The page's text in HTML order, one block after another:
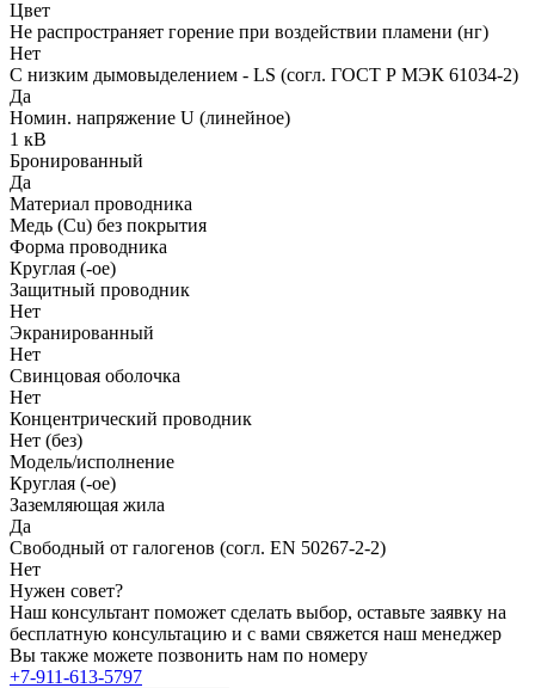
Цвет
Не распространяет горение при воздействии пламени (нг)
Нет
С низким дымовыделением - LS (согл. ГОСТ Р МЭК 61034-2)
Да
Номин. напряжение U (линейное)
1 кВ
Бронированный
Да
Материал проводника
Медь (Cu) без покрытия
Форма проводника
Круглая (-ое)
Защитный проводник
Нет
Экранированный
Нет
Свинцовая оболочка
Нет
Концентрический проводник
Нет (без)
Модель/исполнение
Круглая (-ое)
Заземляющая жила
Да
Свободный от галогенов (согл. EN 50267-2-2)
Нет
Нужен совет?
Наш консультант поможет сделать выбор, оставьте заявку на
бесплатную консультацию и с вами свяжется наш менеджер
Вы также можете позвонить нам по номеру
+7-911-613-5797